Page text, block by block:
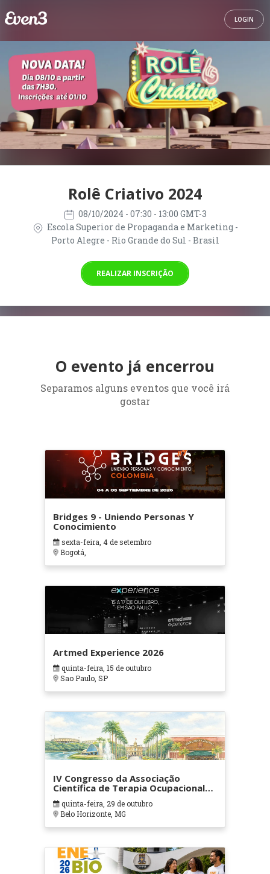
LOGIN
Rolê Criativo 2024
08/10/2024 - 07:30 - 13:00 GMT-3
Escola Superior de Propaganda e Marketing -
Porto Alegre - Rio Grande do Sul - Brasil
REALIZAR INSCRIÇÃO
O evento já encerrou
Separamos alguns eventos que você irá
gostar
Bridges 9 - Uniendo Personas Y
Conocimiento
sexta-feira, 4 de setembro
Bogotá,
Artmed Experience 2026
quinta-feira, 15 de outubro
Sao Paulo, SP
IV Congresso da Associação
Científica de Terapia Ocupacional
em Contextos Hospitalares e
Cuidados Paliativos - ATOHOSP
quinta-feira, 29 de outubro
Belo Horizonte, MG